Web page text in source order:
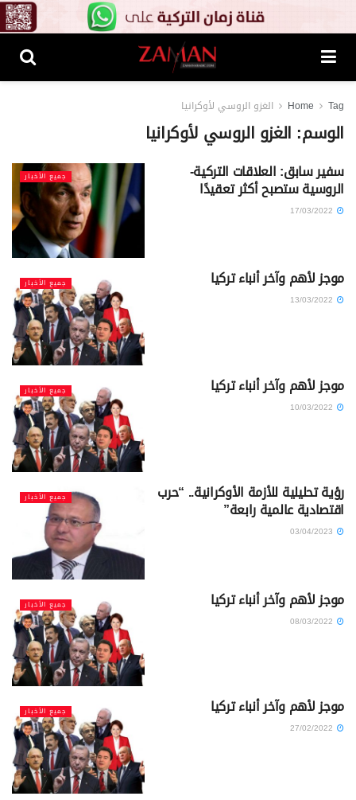
Home Tag الغزو الروسي لأوكرانيا
الوسم: الغزو الروسي لأوكرانيا
جميع الأخبار سفير سابق: العلاقات التركية-
الروسية ستصبح أكثر تعقيدًا
جميع الأخبار موجز لأهم وآخر أنباء تركيا
جميع الأخبار موجز لأهم وآخر أنباء تركيا
جميع الأخبار رؤية تحليلية للأزمة الأوكرانية.. “حرب
اقتصادية عالمية رابعة”
جميع الأخبار موجز لأهم وآخر أنباء تركيا
جميع الأخبار موجز لأهم وآخر أنباء تركيا